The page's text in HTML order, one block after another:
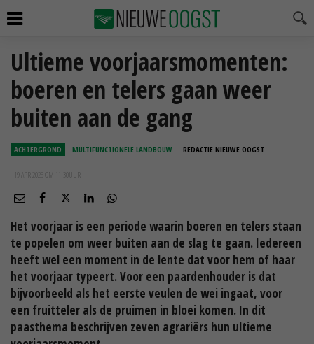
Ultieme voorjaarsmomenten:
boeren en telers gaan weer
buiten aan de gang
ACHTERGROND MULTIFUNCTIONELE LANDBOUW REDACTIE NIEUWE OOGST
19 APR 2025 OM 11:30
Het voorjaar is een periode waarin boeren en telers staan
te popelen om weer buiten aan de slag te gaan. Iedereen
heeft wel een moment in de lente dat voor hem of haar
het voorjaar typeert. Voor een paardenhouder is dat
bijvoorbeeld als het eerste veulen de wei ingaat, voor
een fruitteler als de pruimen in bloei komen. In dit
paasthema beschrijven zeven agrariërs hun ultieme